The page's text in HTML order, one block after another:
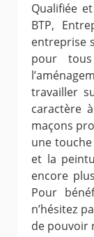
Qualifiée
BTP,
entreprise
pour
travailler
caractère
maçons
une
et la
encore
Pour
n’hésitez
de pouvoir